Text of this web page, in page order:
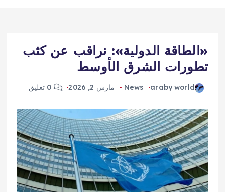
«الطاقة الدولية»: نراقب عن كثب
تطورات الشرق الأوسط
araby world
News مارس 2, 2026